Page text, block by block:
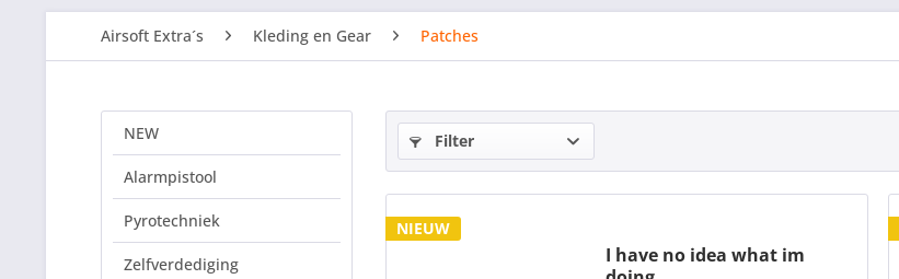
Airsoft Extra´s Kleding en Gear Patches
NEW
Alarmpistool
Pyrotechniek
Zelfverdediging
Filter
NIEUW
I have no idea what im